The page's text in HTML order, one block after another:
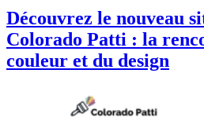
Découvrez le nouveau
Colorado Patti : la
couleur et du design